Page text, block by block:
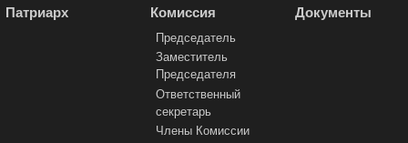
Патриарх Комиссия
Председатель
Заместитель
Председателя
Ответственный
секретарь
Члены Комиссии
Документы